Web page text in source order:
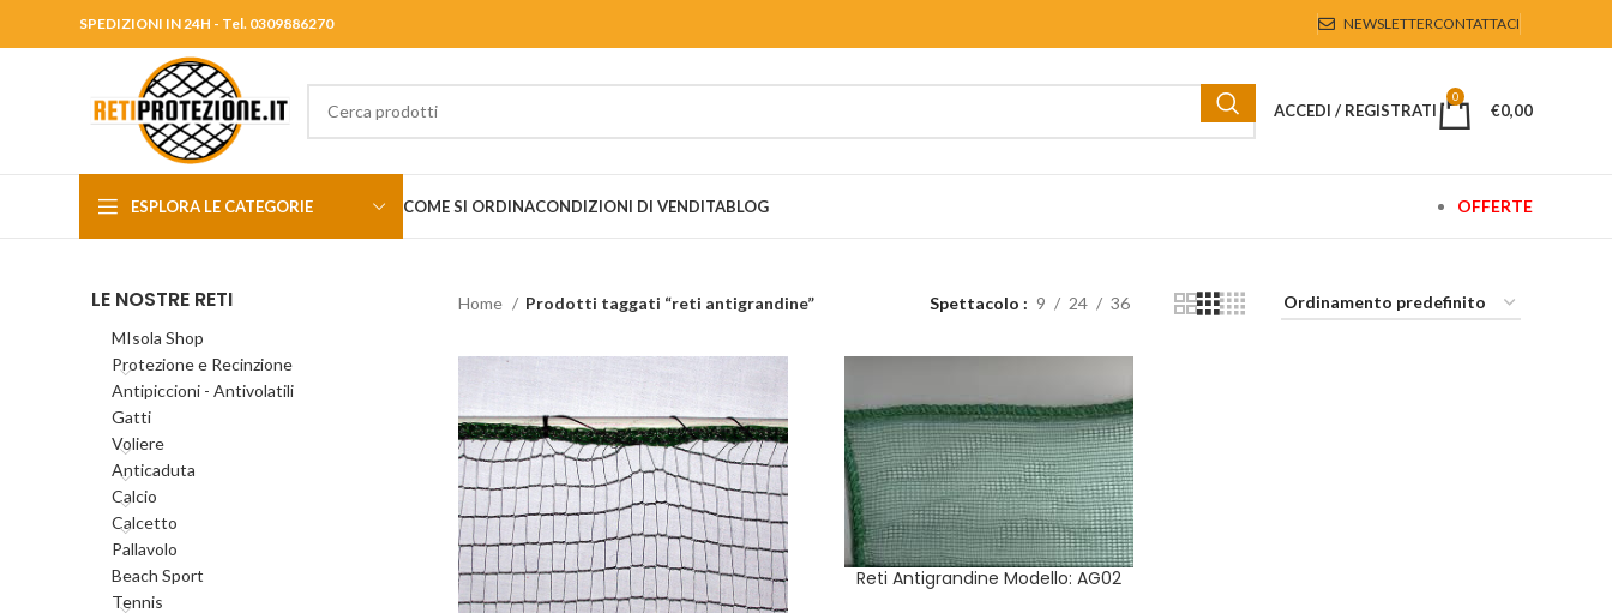
SPEDIZIONI IN 24H - Tel. 0309886270 NEWSLETTERCONTATTACI
ACCEDI / REGISTRATI
0
€0,00
ESPLORA LE CATEGORIE COME SI ORDINACONDIZIONI DI VENDITABLOG OFFERTE
LE NOSTRE RETI
MIsola Shop
Protezione e Recinzione
Antipiccioni - Antivolatili
Gatti
Voliere
Anticaduta
Calcio
Calcetto
Pallavolo
Beach Sport
Tennis
Home Prodotti taggati “reti antigrandine” Spettacolo 9 24 36
Reti Antigrandine Modello: AG02